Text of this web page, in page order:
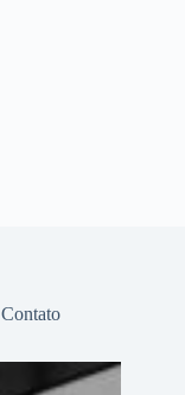
Contato